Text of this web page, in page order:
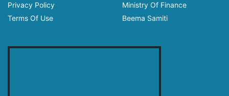
Privacy Policy
Terms Of Use
Ministry Of Finance
Beema Samiti